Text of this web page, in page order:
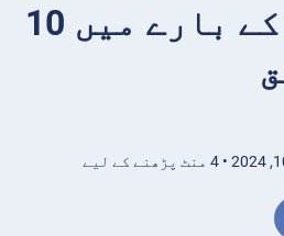
نیدرلینڈز کے بارے میں 10